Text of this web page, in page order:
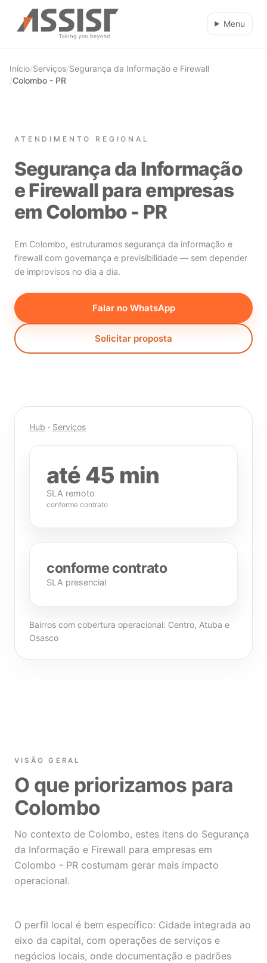
Ir direto para o conteúdo
Menu
Início/Serviços/Segurança da Informação e Firewall
/Colombo - PR
ATENDIMENTO REGIONAL
Segurança da Informação
e Firewall para empresas
em Colombo - PR
Em Colombo, estruturamos segurança da informação e
firewall com governança e previsibilidade — sem depender
de improvisos no dia a dia.
Falar no WhatsApp
Solicitar proposta
Hub · Serviços
até 45 min
SLA remoto
conforme contrato
conforme contrato
SLA presencial
Bairros com cobertura operacional: Centro, Atuba e
Osasco
VISÃO GERAL
O que priorizamos para
Colombo
No contexto de Colombo, estes itens do Segurança
da Informação e Firewall para empresas em
Colombo - PR costumam gerar mais impacto
operacional.
O perfil local é bem específico: Cidade integrada ao
eixo da capital, com operações de serviços e
negócios locais, onde documentação e padrões